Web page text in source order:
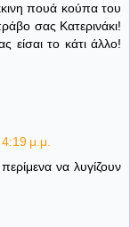
πουά κούπα του
σας Κατερινάκι!
είσαι το κάτι άλλο!
μ.μ.
να λυγίζουν